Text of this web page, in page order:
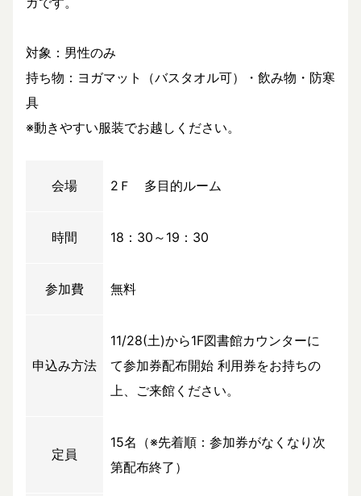
対象：男性のみ
持ち物：ヨガマット（バスタオル可）・飲み物・防寒
具
※動きやすい服装でお越しください。
会場 2Ｆ 多目的ルーム
時間 18：30～19：30
参加費 無料
申込み方法
11/28(土)から1F図書館カウンターに
て参加券配布開始 利用券をお持ちの
上、ご来館ください。
定員
15名（※先着順：参加券がなくなり次
第配布終了）